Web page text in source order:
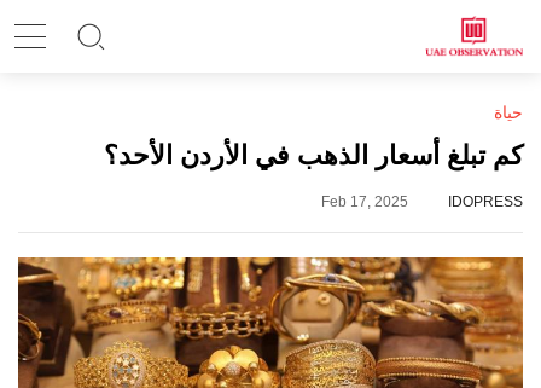
حياة
كم تبلغ أسعار الذهب في الأردن الأحد؟
Feb 17, 2025 IDOPRESS